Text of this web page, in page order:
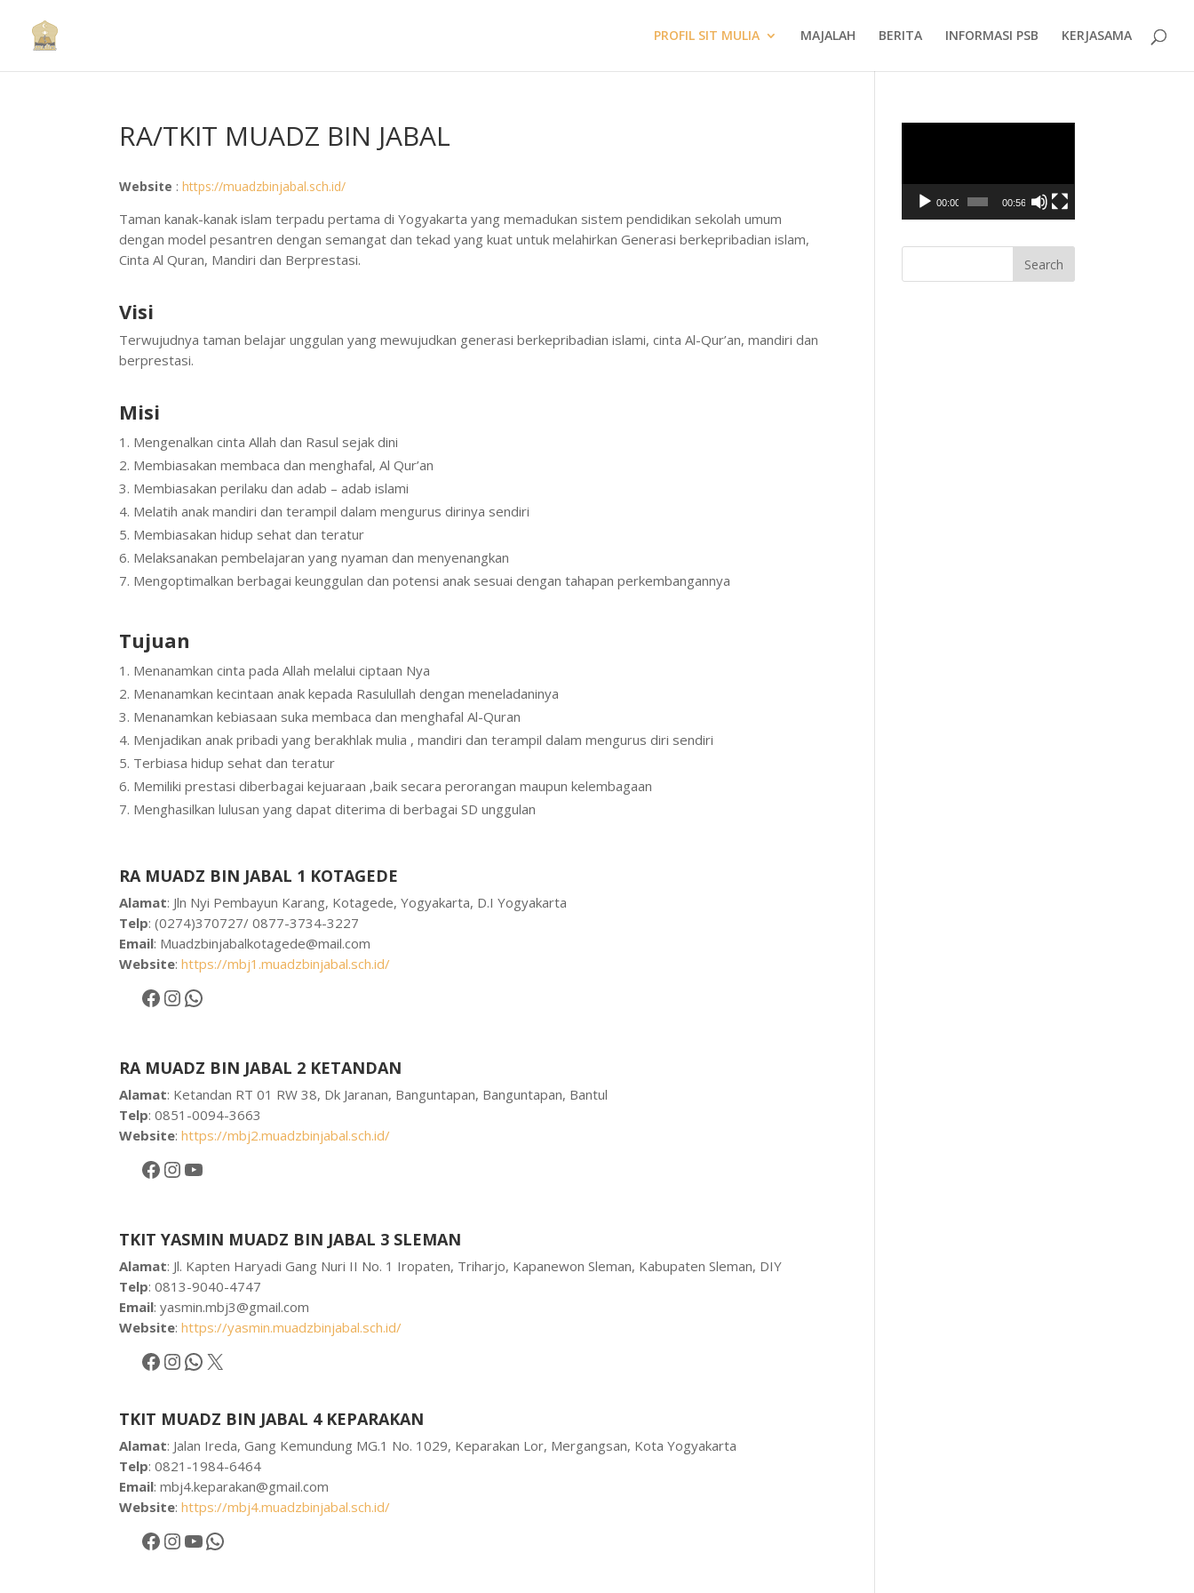
PROFIL SIT MULIA MAJALAH BERITA INFORMASI PSB KERJASAMA
RA/TKIT MUADZ BIN JABAL
Website :https://muadzbinjabal.sch.id/
Taman kanak-kanak islam terpadu pertama di Yogyakarta yang memadukan sistem pendidikan sekolah umum
dengan model pesantren dengan semangat dan tekad yang kuat untuk melahirkan Generasi berkepribadian islam,
Cinta Al Quran, Mandiri dan Berprestasi.
Visi
Terwujudnya taman belajar unggulan yang mewujudkan generasi berkepribadian islami, cinta Al-Qur’an, mandiri dan
berprestasi.
Misi
Mengenalkan cinta Allah dan Rasul sejak dini
Membiasakan membaca dan menghafal, Al Qur’an
Membiasakan perilaku dan adab – adab islami
Melatih anak mandiri dan terampil dalam mengurus dirinya sendiri
Membiasakan hidup sehat dan teratur
Melaksanakan pembelajaran yang nyaman dan menyenangkan
Mengoptimalkan berbagai keunggulan dan potensi anak sesuai dengan tahapan perkembangannya
Tujuan
Menanamkan cinta pada Allah melalui ciptaan Nya
Menanamkan kecintaan anak kepada Rasulullah dengan meneladaninya
Menanamkan kebiasaan suka membaca dan menghafal Al-Quran
Menjadikan anak pribadi yang berakhlak mulia , mandiri dan terampil dalam mengurus diri sendiri
Terbiasa hidup sehat dan teratur
Memiliki prestasi diberbagai kejuaraan ,baik secara perorangan maupun kelembagaan
Menghasilkan lulusan yang dapat diterima di berbagai SD unggulan
RA MUADZ BIN JABAL 1 KOTAGEDE
Alamat: Jln Nyi Pembayun Karang, Kotagede, Yogyakarta, D.I Yogyakarta
Telp: (0274)370727/ 0877-3734-3227
Email: Muadzbinjabalkotagede@mail.com
Website:https://mbj1.muadzbinjabal.sch.id/
Facebook
Instagram
WhatsApp
RA MUADZ BIN JABAL 2 KETANDAN
Alamat: Ketandan RT 01 RW 38, Dk Jaranan, Banguntapan, Banguntapan, Bantul
Telp: 0851-0094-3663
Website:https://mbj2.muadzbinjabal.sch.id/
Facebook
Instagram
YouTube
TKIT YASMIN MUADZ BIN JABAL 3 SLEMAN
Alamat: Jl. Kapten Haryadi Gang Nuri II No. 1 Iropaten, Triharjo, Kapanewon Sleman, Kabupaten Sleman, DIY
Telp: 0813-9040-4747
Email:yasmin.mbj3@gmail.com
Website:https://yasmin.muadzbinjabal.sch.id/
Facebook
Instagram
WhatsApp
X
TKIT MUADZ BIN JABAL 4 KEPARAKAN
Alamat: Jalan Ireda, Gang Kemundung MG.1 No. 1029, Keparakan Lor, Mergangsan, Kota Yogyakarta
Telp: 0821-1984-6464
Email:mbj4.keparakan@gmail.com
Website:https://mbj4.muadzbinjabal.sch.id/
Facebook
Instagram
YouTube
WhatsApp
00:00 00:56